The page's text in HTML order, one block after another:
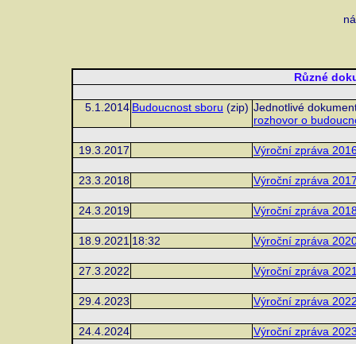
Různé
5.1.2014 Budoucnost sboru (zip) Jednotlivé
rozhovor o
19.3.2017 Výroční zpráva
23.3.2018 Výroční zpráva
24.3.2019 Výroční zpráva
18.9.2021 18:32 Výroční zpráva
27.3.2022 Výroční zpráva
29.4.2023 Výroční zpráva
24.4.2024 Výroční zpráva